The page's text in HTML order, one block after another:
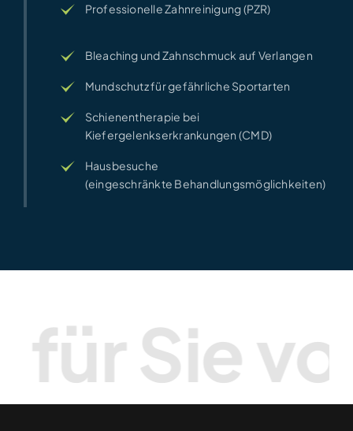
Professionelle Zahnreinigung (PZR)
Bleaching und Zahnschmuck auf Verlangen
Mundschutz für gefährliche Sportarten
Schienentherapie bei
Kiefergelenkserkrankungen (CMD)
Hausbesuche
(eingeschränkte Behandlungsmöglichkeiten)
Sie